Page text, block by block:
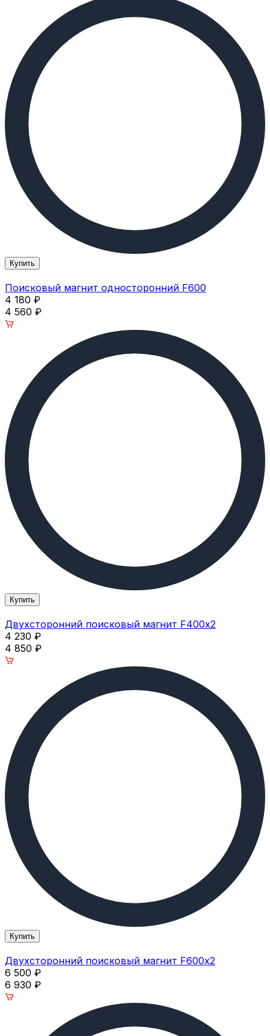
Купить
Поисковый магнит односторонний F600
4 180 ₽
4 560 ₽
Купить
Двухсторонний поисковый магнит F400х2
4 230 ₽
4 850 ₽
Купить
Двухсторонний поисковый магнит F600х2
6 500 ₽
6 930 ₽